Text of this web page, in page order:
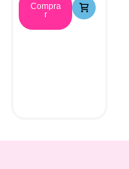
Compra
r